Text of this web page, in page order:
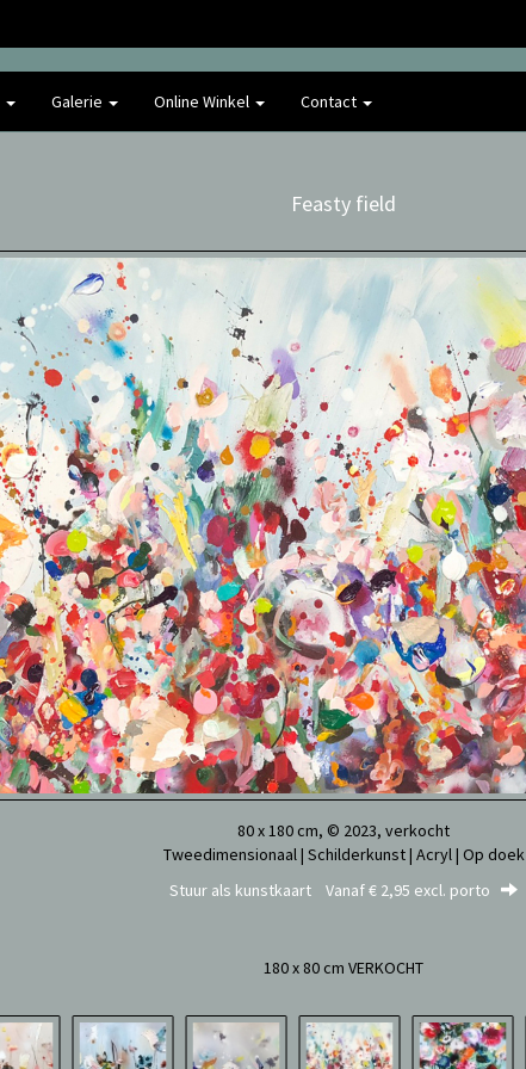
Galerie Online Winkel Contact
Feasty field
80 x 180 cm, © 2023, verkocht
Tweedimensionaal | Schilderkunst | Acryl | Op doek
Stuur als kunstkaart Vanaf € 2,95 excl. porto
180 x 80 cm VERKOCHT